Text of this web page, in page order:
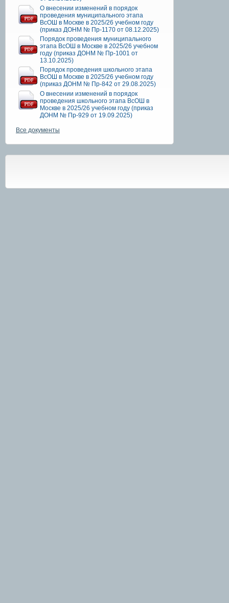
О внесении изменений в порядок
проведения муниципального этапа
ВсОШ в Москве в 2025/26 учебном году
(приказ ДОНМ № Пр-1170 от 08.12.2025)
Порядок проведения муниципального
этапа ВсОШ в Москве в 2025/26 учебном
году (приказ ДОНМ № Пр-1001 от
13.10.2025)
Порядок проведения школьного этапа
ВсОШ в Москве в 2025/26 учебном году
(приказ ДОНМ № Пр-842 от 29.08.2025)
О внесении изменений в порядок
проведения школьного этапа ВсОШ в
Москве в 2025/26 учебном году (приказ
ДОНМ № Пр-929 от 19.09.2025)
Все документы